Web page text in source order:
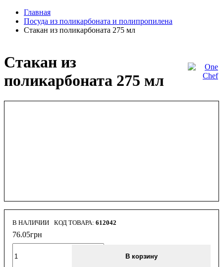
Главная
Посуда из поликарбоната и полипропилена
Стакан из поликарбоната 275 мл
Стакан из
поликарбоната 275 мл
В НАЛИЧИИ 612042
76.05грн
В корзину